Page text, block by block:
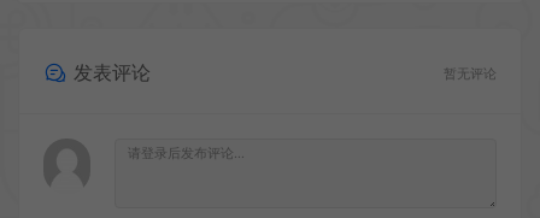
发表评论 暂无评论